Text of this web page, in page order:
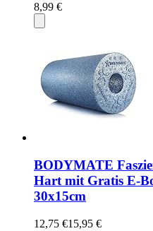
8,99 €
BODYMATE
Hart mit Gratis E-
30x15cm
12,75 €15,95 €